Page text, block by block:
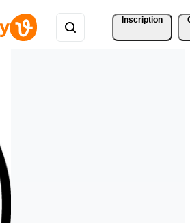
Inscription